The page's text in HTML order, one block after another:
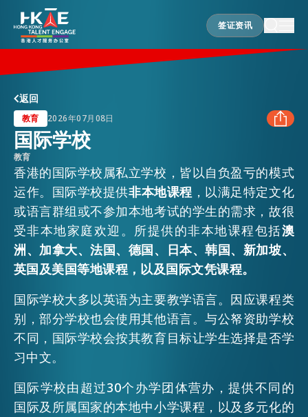
签证资讯
签证资讯
香港优势
居港须知
人才支援
就业资讯
在港营商
活动情报
最新消息
返回
教育 2026年07月08日
LINKEDIN
WHATSAPP
EMAIL
国际学校
教育
香港的国际学校属私立学校，皆以自负盈亏的模式
运作。国际学校提供非本地课程 ，以满足特定文化
或语言群组或不参加本地考试的学生的需求，故很
受非本地家庭欢迎。所提供的非本地课程包括澳
洲、加拿大、法国、德国、日本、韩国、新加坡、
英国及美国等地课程，以及国际文凭课程。
国际学校大多以英语为主要教学语言。因应课程类
别，部分学校也会使用其他语言。与公帑资助学校
不同，国际学校会按其教育目标让学生选择是否学
习中文。
国际学校由超过30个办学团体营办，提供不同的
国际及所属国家的本地中小学课程，以及多元化的